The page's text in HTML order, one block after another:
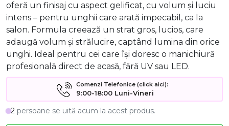
oferă un finisaj cu aspect gelificat, cu volum și luciu
intens – pentru unghii care arată impecabil, ca la
salon. Formula creează un strat gros, lucios, care
adaugă volum și strălucire, captând lumina din orice
unghi. Ideal pentru cei care își doresc o manichiură
profesională direct de acasă, fără UV sau LED.
Comenzi Telefonice (click aici):
9:00-18:00 Luni-Vineri
2 persoane se uită acum la acest produs.